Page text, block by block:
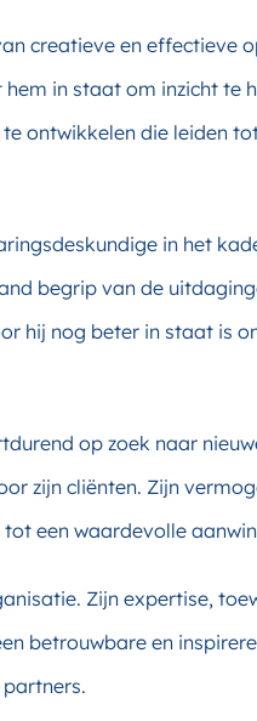
creatieve en effectieve
in staat om inzicht te
ontwikkelen die leiden
in het
begrip van de
hij nog beter in staat is
op zoek naar
zijn cliënten. Zijn
een waardevolle
Zijn expertise,
betrouwbare en